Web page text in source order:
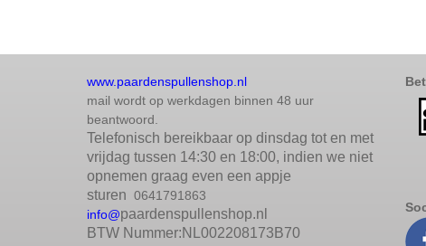
www.paardenspullenshop.nl
mail wordt op werkdagen binnen 48 uur
beantwoord.
Telefonisch bereikbaar op dinsdag tot en met
vrijdag tussen 14:30 en 18:00, indien we niet
opnemen graag even een appje
sturen 0641791863
info@paardenspullenshop.nl
BTW Nummer:NL002208173B70